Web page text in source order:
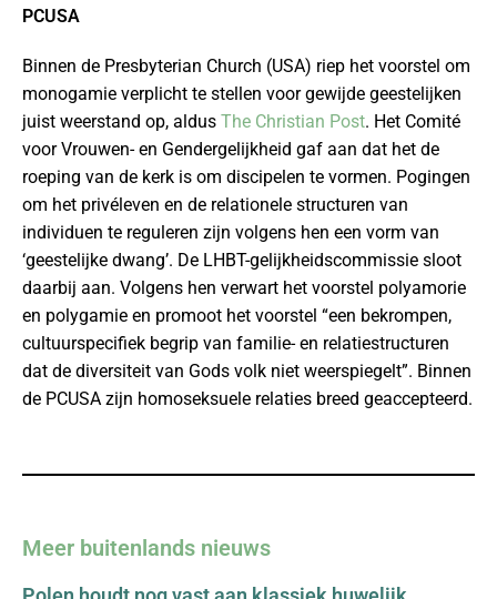
PCUSA
Binnen de Presbyterian Church (USA) riep het voorstel om
monogamie verplicht te stellen voor gewijde geestelijken
juist weerstand op, aldus The Christian Post. Het Comité
voor Vrouwen- en Gendergelijkheid gaf aan dat het de
roeping van de kerk is om discipelen te vormen. Pogingen
om het privéleven en de relationele structuren van
individuen te reguleren zijn volgens hen een vorm van
‘geestelijke dwang’. De LHBT-gelijkheidscommissie sloot
daarbij aan. Volgens hen verwart het voorstel polyamorie
en polygamie en promoot het voorstel “een bekrompen,
cultuurspecifiek begrip van familie- en relatiestructuren
dat de diversiteit van Gods volk niet weerspiegelt”. Binnen
de PCUSA zijn homoseksuele relaties breed geaccepteerd.
Meer buitenlands nieuws